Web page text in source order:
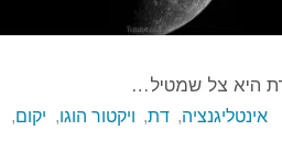
היא צל שמטיל…
אינטליגנציה, דת, ויקטור הוגו, יקום,